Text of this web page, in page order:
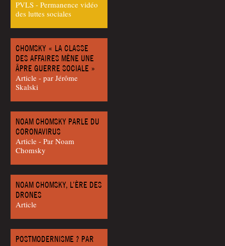
PVLS - Permanence vidéo
des luttes sociales
CHOMSKY « LA CLASSE
DES AFFAIRES MÈNE UNE
ÂPRE GUERRE SOCIALE »
Article - par Jérôme
Skalski
NOAM CHOMSKY PARLE DU
CORONAVIRUS
Article - Par Noam
Chomsky
NOAM CHOMSKY, L’ÈRE DES
DRONES
Article
POSTMODERNISME ? PAR